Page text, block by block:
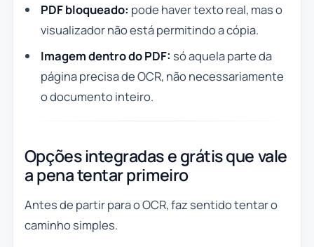
PDF bloqueado: pode haver texto real, mas o
visualizador não está permitindo a cópia.
Imagem dentro do PDF: só aquela parte da
página precisa de OCR, não necessariamente
o documento inteiro.
Opções integradas e grátis que vale
a pena tentar primeiro
Antes de partir para o OCR, faz sentido tentar o
caminho simples.